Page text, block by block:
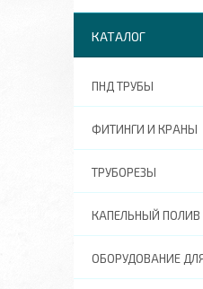
КАТАЛОГ
ПНД ТРУБЫ
ФИТИНГИ И КРАНЫ
ТРУБОРЕЗЫ
КАПЕЛЬНЫЙ ПОЛИВ
ОБОРУДОВАНИЕ